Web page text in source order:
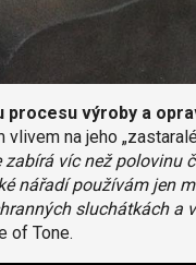
procesu výroby a
vlivem na jeho
zabírá víc než polovinu
nářadí používám jen
sluchátkách a
of Tone.